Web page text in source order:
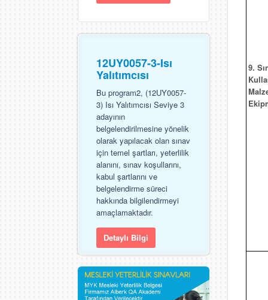
12UY0057-3-Isı
Yalıtımcısı
Bu program2, (12UY0057-
3) Isı Yalıtımcısı Seviye 3
adayının
belgelendirilmesine yönelik
olarak yapılacak olan sınav
için temel şartları, yeterlilik
alanını, sınav koşullarını,
kabul şartlarını ve
belgelendirme süreci
hakkında bilgilendirmeyi
amaçlamaktadır.
Detaylı Bilgi
9.